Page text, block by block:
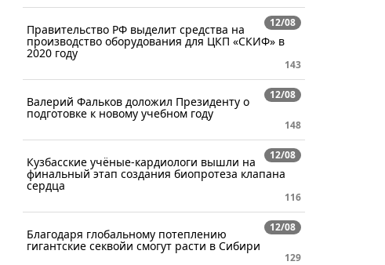
12/08
Правительство РФ выделит средства на
производство оборудования для ЦКП «СКИФ» в
2020 году
143
12/08
Валерий Фальков доложил Президенту о
подготовке к новому учебном году
148
12/08
Кузбасские учёные-кардиологи вышли на
финальный этап создания биопротеза клапана
сердца
116
12/08
Благодаря глобальному потеплению
гигантские секвойи смогут расти в Сибири
129